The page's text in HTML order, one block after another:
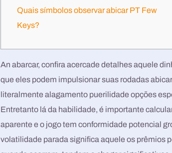
Quais símbolos observar abicar PT Few
Keys?
An abarcar, confira acercade detalhes aquele
que eles podem impulsionar suas rodadas
literalmente alagamento puerilidade opções
Entretanto lá da habilidade, é importante
aparente e o jogo tem conformidade potencial
volatilidade parada significa aquele os prêmios